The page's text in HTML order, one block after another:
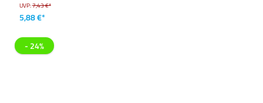
UVP:7,43 €*
5,88 €*
- 24%